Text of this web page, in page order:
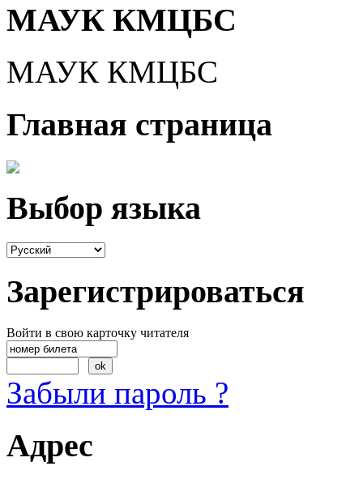
МАУК КМЦБС
МАУК КМЦБС
Главная страница
Выбор языка
Зарегистрироваться
Войти в свою карточку читателя
Забыли пароль ?
Адрес